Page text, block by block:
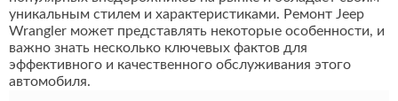
уникальным стилем и характеристиками. Ремонт Jeep
Wrangler может представлять некоторые особенности, и
важно знать несколько ключевых фактов для
эффективного и качественного обслуживания этого
автомобиля.